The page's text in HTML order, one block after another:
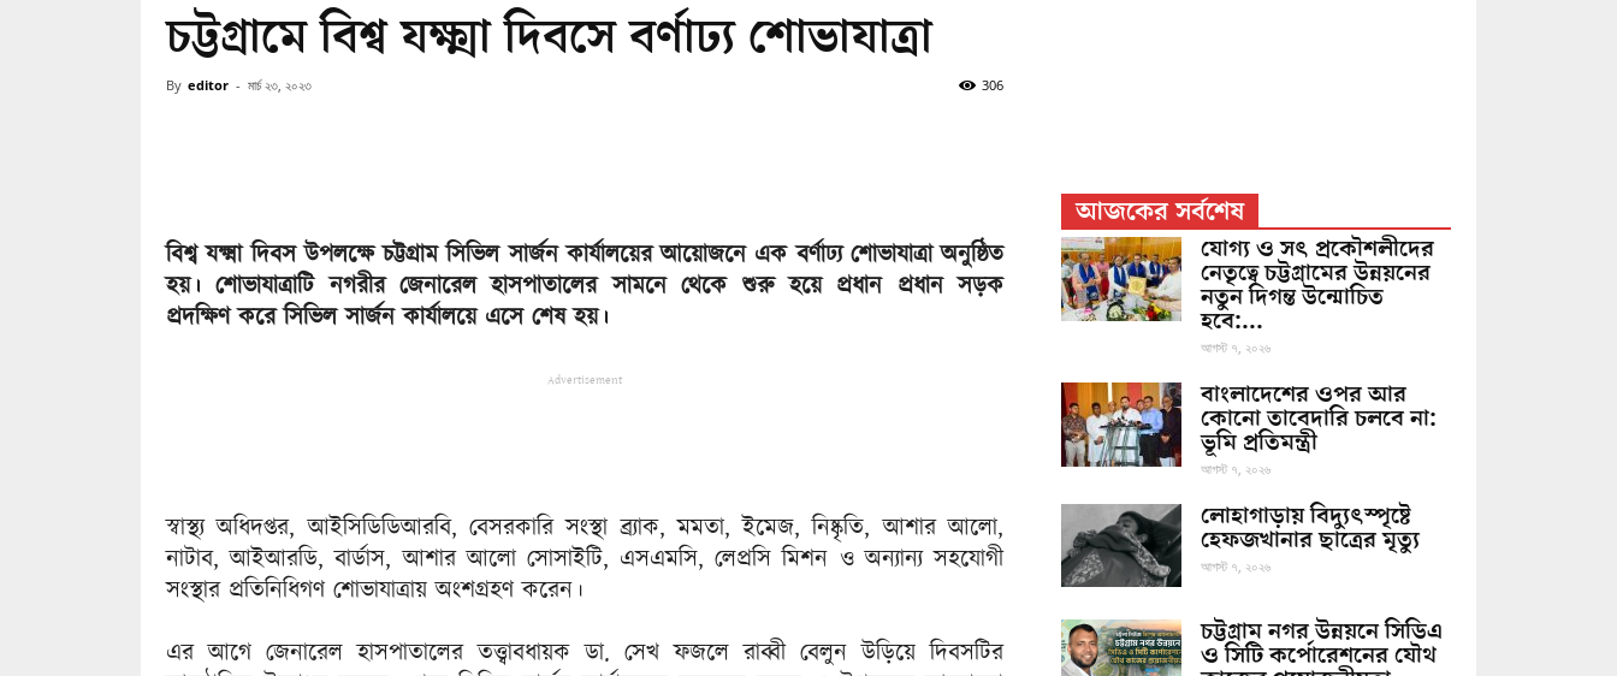
চট্টগ্রামে বিশ্ব যক্ষ্মা দিবসে বর্ণাঢ্য শোভাযাত্রা
By editor - মার্চ ২৩, ২০২৩ 306
বিশ্ব যক্ষ্মা দিবস উপলক্ষে চট্টগ্রাম সিভিল সার্জন কার্যালয়ের আয়োজনে এক বর্ণাঢ্য শোভাযাত্রা অনুষ্ঠিত
হয়। শোভাযাত্রাটি নগরীর জেনারেল হাসপাতালের সামনে থেকে শুরু হয়ে প্রধান প্রধান সড়ক
প্রদক্ষিণ করে সিভিল সার্জন কার্যালয়ে এসে শেষ হয়।
Advertisement
স্বাস্থ্য অধিদপ্তর, আইসিডিডিআরবি, বেসরকারি সংস্থা ব্র্যাক, মমতা, ইমেজ, নিষ্কৃতি, আশার আলো,
নাটাব, আইআরডি, বার্ডাস, আশার আলো সোসাইটি, এসএমসি, লেপ্রসি মিশন ও অন্যান্য সহযোগী
সংস্থার প্রতিনিধিগণ শোভাযাত্রায় অংশগ্রহণ করেন।
এর আগে জেনারেল হাসপাতালের তত্ত্বাবধায়ক ডা. সেখ ফজলে রাব্বী বেলুন উড়িয়ে দিবসটির
আজকের সর্বশেষ
যোগ্য ও সৎ প্রকৌশলীদের
নেতৃত্বে চট্টগ্রামের উন্নয়নের
নতুন দিগন্ত উন্মোচিত
হবে:...
আগস্ট ৭, ২০২৬
বাংলাদেশের ওপর আর
কোনো তাবেদারি চলবে না:
ভূমি প্রতিমন্ত্রী
আগস্ট ৭, ২০২৬
লোহাগাড়ায় বিদ্যুৎস্পৃষ্টে
হেফজখানার ছাত্রের মৃত্যু
আগস্ট ৭, ২০২৬
চট্টগ্রাম নগর উন্নয়নে সিডিএ
ও সিটি কর্পোরেশনের যৌথ